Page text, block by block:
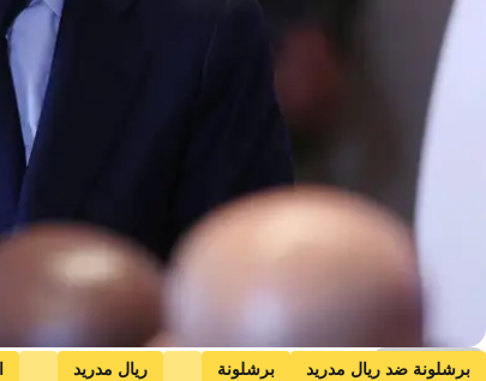
Getty Images
برشلونة ضد ريال مدريد برشلونة ريال مدريد